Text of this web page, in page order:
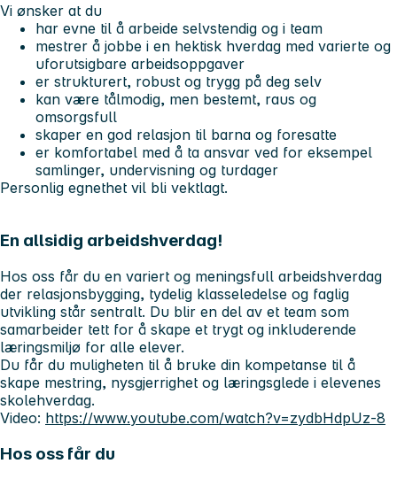
Vi ønsker at du
har evne til å arbeide selvstendig og i team
mestrer å jobbe i en hektisk hverdag med varierte og
uforutsigbare arbeidsoppgaver
er strukturert, robust og trygg på deg selv
kan være tålmodig, men bestemt, raus og
omsorgsfull
skaper en god relasjon til barna og foresatte
er komfortabel med å ta ansvar ved for eksempel
samlinger, undervisning og turdager
Personlig egnethet vil bli vektlagt.
En allsidig arbeidshverdag!
Hos oss får du en variert og meningsfull arbeidshverdag
der relasjonsbygging, tydelig klasseledelse og faglig
utvikling står sentralt. Du blir en del av et team som
samarbeider tett for å skape et trygt og inkluderende
læringsmiljø for alle elever.
Du får du muligheten til å bruke din kompetanse til å
skape mestring, nysgjerrighet og læringsglede i elevenes
skolehverdag.
Video: https://www.youtube.com/watch?v=zydbHdpUz-8
Hos oss får du